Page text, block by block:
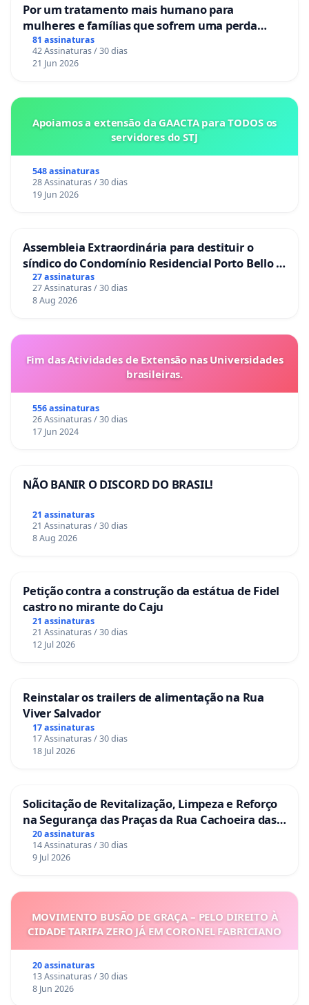
Por um tratamento mais humano para
mulheres e famílias que sofrem uma perda
gestacional nos hospitais portugueses
81 assinaturas
42 Assinaturas / 30 dias
21 Jun 2026
Apoiamos a extensão da GAACTA para TODOS os
servidores do STJ
548 assinaturas
28 Assinaturas / 30 dias
19 Jun 2026
Assembleia Extraordinária para destituir o
síndico do Condomínio Residencial Porto Bello -
La Casa
27 assinaturas
27 Assinaturas / 30 dias
8 Aug 2026
Fim das Atividades de Extensão nas Universidades
brasileiras.
556 assinaturas
26 Assinaturas / 30 dias
17 Jun 2024
NÃO BANIR O DISCORD DO BRASIL!
21 assinaturas
21 Assinaturas / 30 dias
8 Aug 2026
Petição contra a construção da estátua de Fidel
castro no mirante do Caju
21 assinaturas
21 Assinaturas / 30 dias
12 Jul 2026
Reinstalar os trailers de alimentação na Rua
Viver Salvador
17 assinaturas
17 Assinaturas / 30 dias
18 Jul 2026
Solicitação de Revitalização, Limpeza e Reforço
na Segurança das Praças da Rua Cachoeira das
Sete Ilhas
20 assinaturas
14 Assinaturas / 30 dias
9 Jul 2026
MOVIMENTO BUSÃO DE GRAÇA – PELO DIREITO À
CIDADE TARIFA ZERO JÁ EM CORONEL FABRICIANO
20 assinaturas
13 Assinaturas / 30 dias
8 Jun 2026